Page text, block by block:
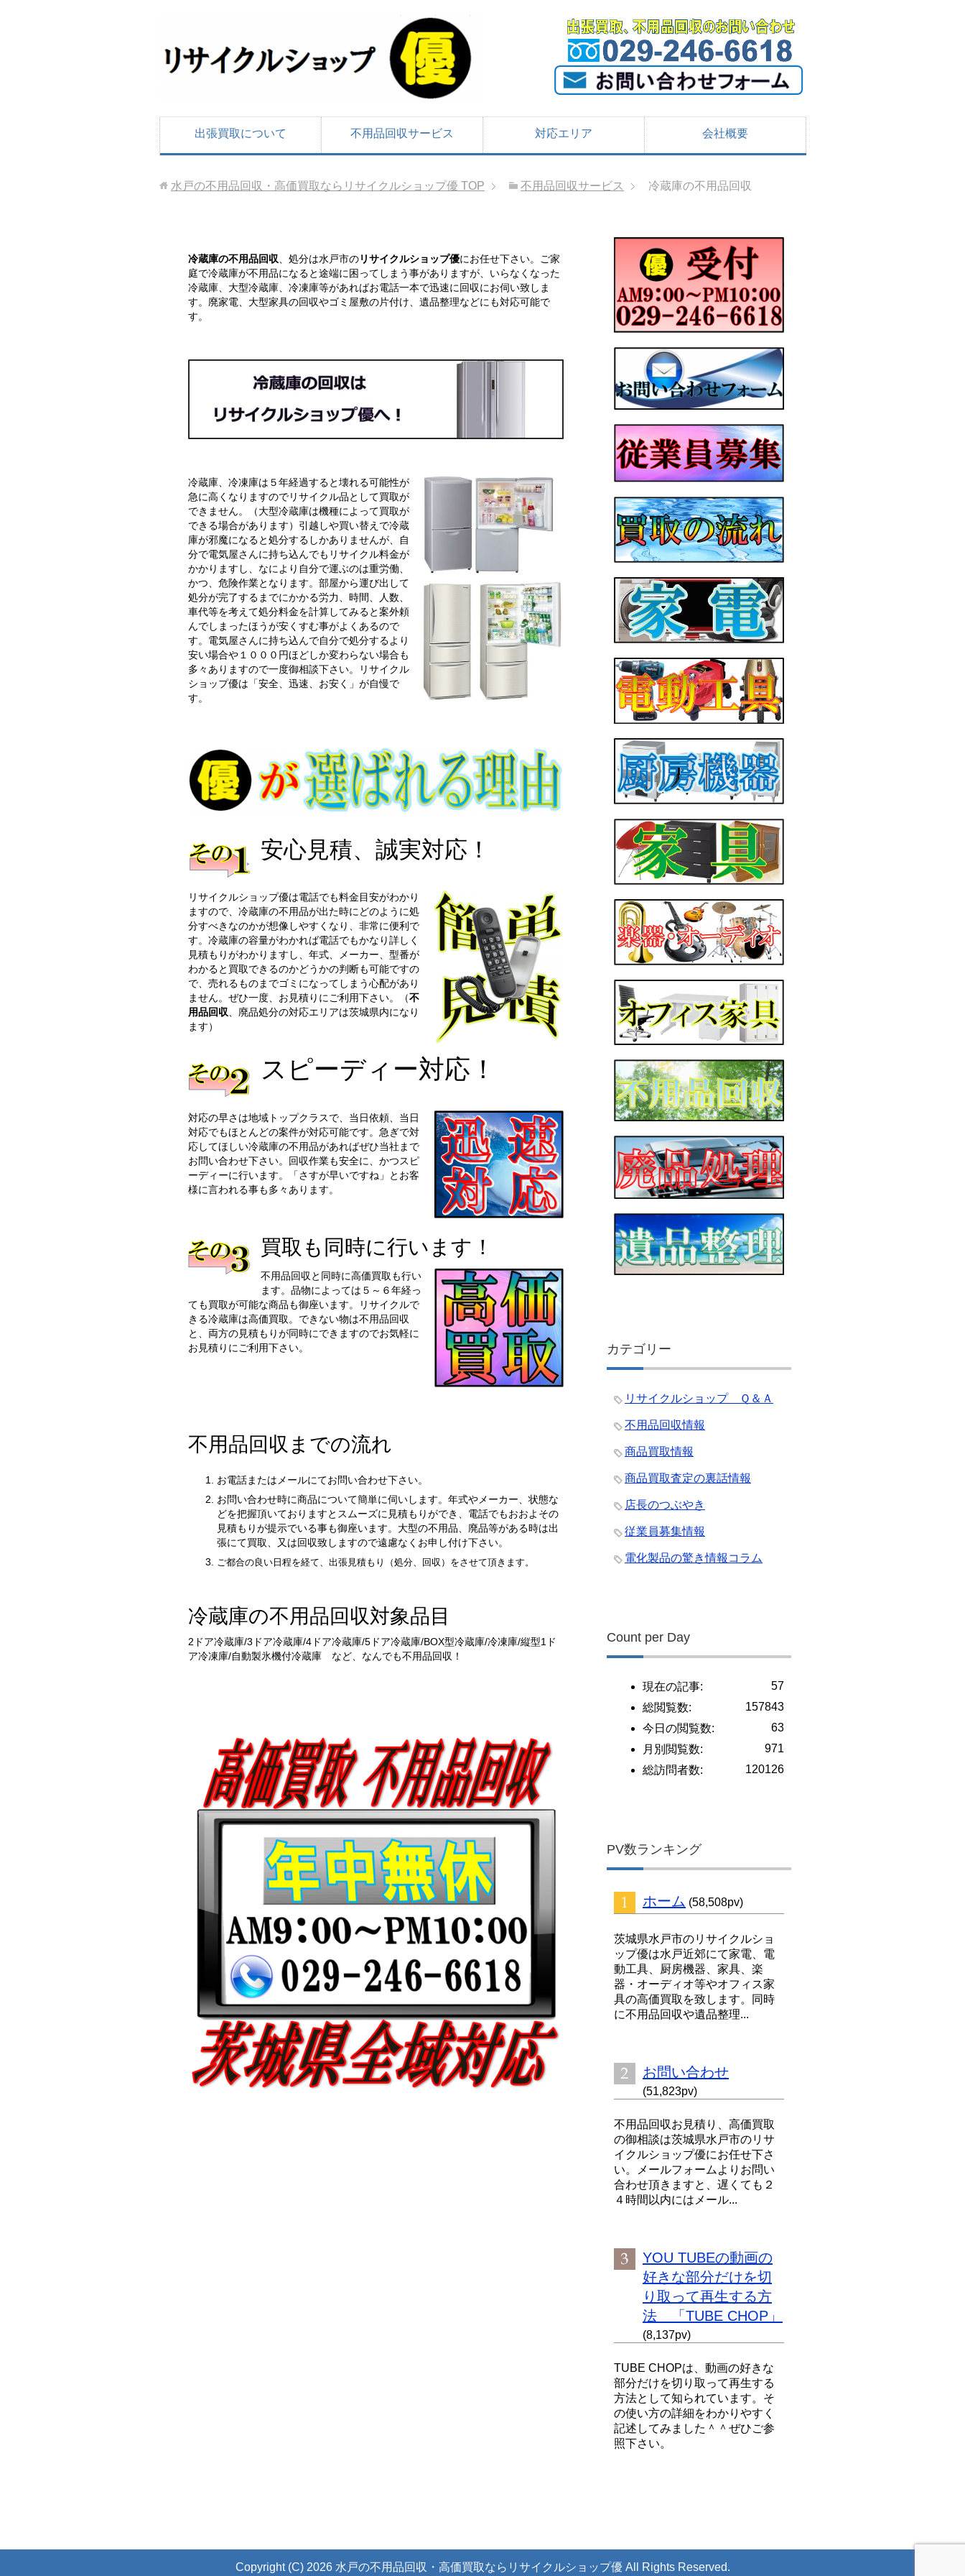
出張買取について 不用品回収サービス 対応エリア 会社概要
水戸の不用品回収・高価買取ならリサイクルショップ優 TOP 不用品回収サービス 冷蔵庫の不用品回収
冷蔵庫の不用品回収 、処分は水戸市のリサイクルショップ優にお任せ下さい。ご家
庭で冷蔵庫が不用品になると途端に困ってしまう事がありますが、いらなくなった
冷蔵庫、大型冷蔵庫、冷凍庫等があればお電話一本で迅速に回収にお伺い致しま
す。廃家電、大型家具の回収やゴミ屋敷の片付け、遺品整理などにも対応可能で
す。
冷蔵庫、冷凍庫は５年経過すると壊れる可能性が
急に高くなりますのでリサイクル品として買取が
できません。（大型冷蔵庫は機種によって買取が
できる場合があります）引越しや買い替えで冷蔵
庫が邪魔になると処分するしかありませんが、自
分で電気屋さんに持ち込んでもリサイクル料金が
かかりますし、なにより自分で運ぶのは重労働、
かつ、危険作業となります。部屋から運び出して
処分が完了するまでにかかる労力、時間、人数、
車代等を考えて処分料金を計算してみると案外頼
んでしまったほうが安くすむ事がよくあるので
す。電気屋さんに持ち込んで自分で処分するより
安い場合や１０００円ほどしか変わらない場合も
多々ありますので一度御相談下さい。リサイクル
ショップ優は「安全、迅速、お安く」が自慢で
す。
安心見積、誠実対応！
リサイクルショップ優は電話でも料金目安がわかり
ますので、冷蔵庫の不用品が出た時にどのように処
分すべきなのかが想像しやすくなり、非常に便利で
す。冷蔵庫の容量がわかれば電話でもかなり詳しく
見積もりがわかりますし、年式、メーカー、型番が
わかると買取できるのかどうかの判断も可能ですの
で、売れるものまでゴミになってしまう心配があり
ません。ぜひ一度、お見積りにご利用下さい。（不
用品回収 、廃品処分の対応エリアは茨城県内になり
ます）
スピーディー対応！
対応の早さは地域トップクラスで、当日依頼、当日
対応でもほとんどの案件が対応可能です。急ぎで対
応してほしい冷蔵庫の不用品があればぜひ当社まで
お問い合わせ下さい。回収作業も安全に、かつスピ
ーディーに行います。「さすが早いですね」とお客
様に言われる事も多々あります。
買取も同時に行います！
不用品回収と同時に高価買取も行い
ます。品物によっては５～６年経っ
ても買取が可能な商品も御座います。リサイクルで
きる冷蔵庫は高価買取。できない物は不用品回収
と、両方の見積もりが同時にできますのでお気軽に
お見積りにご利用下さい。
不用品回収までの流れ
お電話またはメールにてお問い合わせ下さい。
お問い合わせ時に商品について簡単に伺いします。年式やメーカー、状態な
どを把握頂いておりますとスムーズに見積もりができ、電話でもおおよその
見積もりが提示でいる事も御座います。大型の不用品、廃品等がある時は出
張にて買取、又は回収致しますので遠慮なくお申し付け下さい。
ご都合の良い日程を経て、出張見積もり（処分、回収）をさせて頂きます。
冷蔵庫の不用品回収対象品目
2ドア冷蔵庫/3ドア冷蔵庫/4ドア冷蔵庫/5ドア冷蔵庫/BOX型冷蔵庫/冷凍庫/縦型1ド
ア冷凍庫/自動製氷機付冷蔵庫 など、なんでも不用品回収！
カテゴリー
リサイクルショップ Ｑ＆Ａ
不用品回収情報
商品買取情報
商品買取査定の裏話情報
店長のつぶやき
従業員募集情報
電化製品の驚き情報コラム
Count per Day
57
現在の記事:
157843
総閲覧数:
63
今日の閲覧数:
971
月別閲覧数:
120126
総訪問者数:
PV数ランキング
ホーム (58,508pv)
茨城県水戸市のリサイクルショ
ップ優は水戸近郊にて家電、電
動工具、厨房機器、家具、楽
器・オーディオ等やオフィス家
具の高価買取を致します。同時
に不用品回収や遺品整理...
お問い合わせ
(51,823pv)
不用品回収お見積り、高価買取
の御相談は茨城県水戸市のリサ
イクルショップ優にお任せ下さ
い。メールフォームよりお問い
合わせ頂きますと、遅くても２
４時間以内にはメール...
YOU TUBEの動画の
好きな部分だけを切
り取って再生する方
法 「TUBE CHOP」
(8,137pv)
TUBE CHOPは、動画の好きな
部分だけを切り取って再生する
方法として知られています。そ
の使い方の詳細をわかりやすく
記述してみました＾＾ぜひご参
照下さい。
Copyright (C) 2026 水戸の不用品回収・高価買取ならリサイクルショップ優 All Rights Reserved.